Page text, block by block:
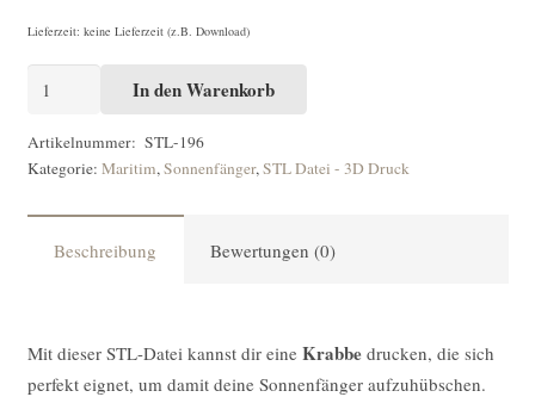
Lieferzeit: keine Lieferzeit (z.B. Download)
Sonnenfänger
Krabbe
In den Warenkorb
Artikelnummer: STL-196
Kategorie: Maritim,Sonnenfänger,STL Datei - 3D Druck
Beschreibung Bewertungen (0)
Mit dieser STL-Datei kannst dir eine Krabbe drucken, die sich
perfekt eignet, um damit deine Sonnenfänger aufzuhübschen.